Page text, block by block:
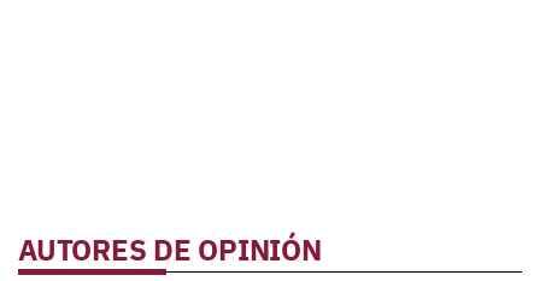
AUTORES DE OPINIÓN